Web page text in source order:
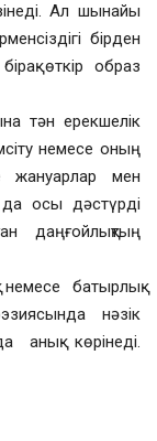
Ал шынайы
бірден
өткір образ
тән ерекшелік
немесе оның
жануарлар мен
да осы дәстүрді
даңғойлықтың
батырлық
нәзік
анық көрінеді.